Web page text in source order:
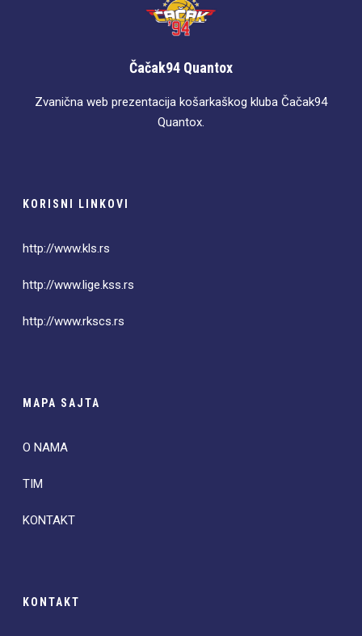
Čačak94 Quantox
Zvanična web prezentacija košarkaškog kluba Čačak94
Quantox.
KORISNI LINKOVI
http://www.kls.rs
http://www.lige.kss.rs
http://www.rkscs.rs
MAPA SAJTA
O NAMA
TIM
KONTAKT
KONTAKT